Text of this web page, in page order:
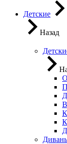
Детские
Назад